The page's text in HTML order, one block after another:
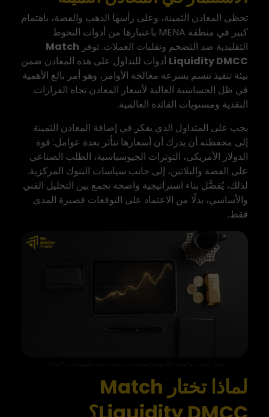
تحظى المعادن الثمينة، وعلى رأسها الذهب والفضة، باهتمام
كبير في منطقة MENA باعتبارها من أدوات التحوط
التقليدية ضد التضخم وتقلبات العملات. توفر Match
Liquidity DMCC أدوات للتداول على هذه المعادن ضمن
بيئة تنفيذ تتسم بسرعة معالجة الأوامر، وهو أمر بالغ الأهمية
في ظل الحساسية العالية لأسعار المعادن تجاه القرارات
النقدية ومستويات الفائدة العالمية.
يجب على المتداول الذي يفكر في إضافة المعادن الثمينة
إلى محفظته أن يدرك أن أسعارها تتأثر بعدة عوامل: قوة
الدولار الأمريكي، التوترات الجيوسياسية، الطلب الصناعي
على الفضة والبلاتين، إلى جانب سياسات البنوك المركزية.
لذلك، يُفضَّل بناء استراتيجية واضحة تجمع بين التحليل الفني
والأساسي، بدلًا من الاعتماد على التوقعات قصيرة المدى
فقط.
لماذا تختار Match